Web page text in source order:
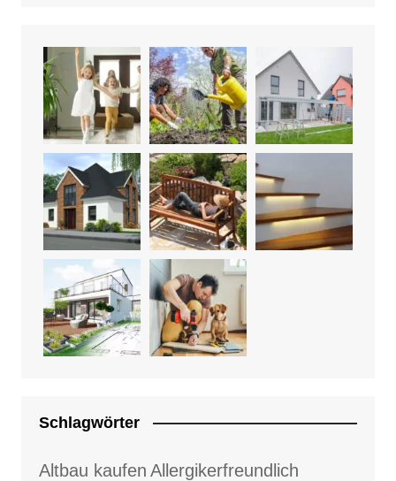
Schlagwörter
Altbau kaufen Allergikerfreundlich